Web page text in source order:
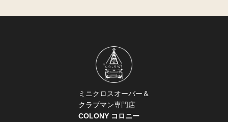
ミニクロスオーバー＆
クラブマン専門店
COLONY コロニー